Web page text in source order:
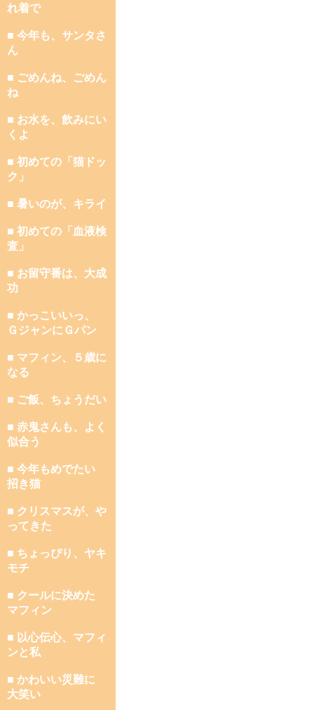
れ着で
■ 今年も、サンタさ
ん
■ ごめんね、ごめん
ね
■ お水を、飲みにい
くよ
■ 初めての「猫ドッ
ク」
■ 暑いのが、キライ
■ 初めての「血液検
査」
■ お留守番は、大成
功
■ かっこいいっ、
ＧジャンにＧパン
■ マフィン、５歳に
なる
■ ご飯、ちょうだい
■ 赤鬼さんも、よく
似合う
■ 今年もめでたい
招き猫
■ クリスマスが、や
ってきた
■ ちょっぴり、ヤキ
モチ
■ クールに決めた
マフィン
■ 以心伝心、マフィ
ンと私
■ かわいい災難に
大笑い